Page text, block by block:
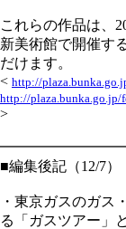
これらの作品は、
新美術館で開催す
だけます。
< http://
http://
>
■編集後記（12/7）
・東京ガスのガス
る「ガスツアー」